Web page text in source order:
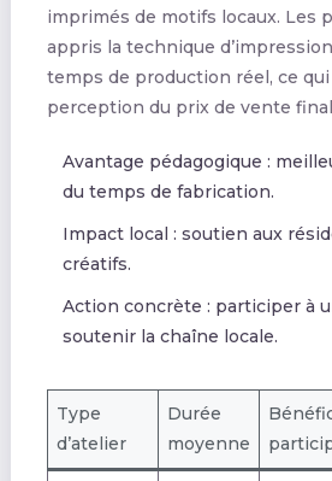
imprimés de motifs locaux. Les
appris la technique
temps de production réel, ce
perception du prix de vente
Avantage pédagogique :
du temps de fabrication.
Impact local : soutien aux
créatifs.
Action concrète : participer à
soutenir la chaîne locale.
Type
d’atelier
Durée
moyenne